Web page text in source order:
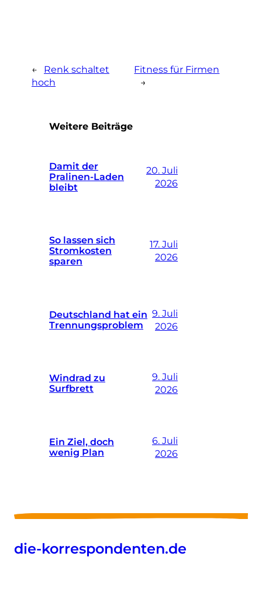
←
Renk schaltet
hoch
Fitness für Firmen
→
Weitere Beiträge
Damit der
Pralinen-Laden
bleibt
20. Juli
2026
So lassen sich
Stromkosten
sparen
17. Juli
2026
Deutschland hat ein
Trennungsproblem
9. Juli
2026
Windrad zu
Surfbrett
9. Juli
2026
Ein Ziel, doch
wenig Plan
6. Juli
2026
die-korrespondenten.de